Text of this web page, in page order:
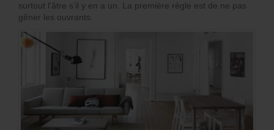
surtout l’âtre s’il y en a un. La première règle est de ne pas
gêner les ouvrants.